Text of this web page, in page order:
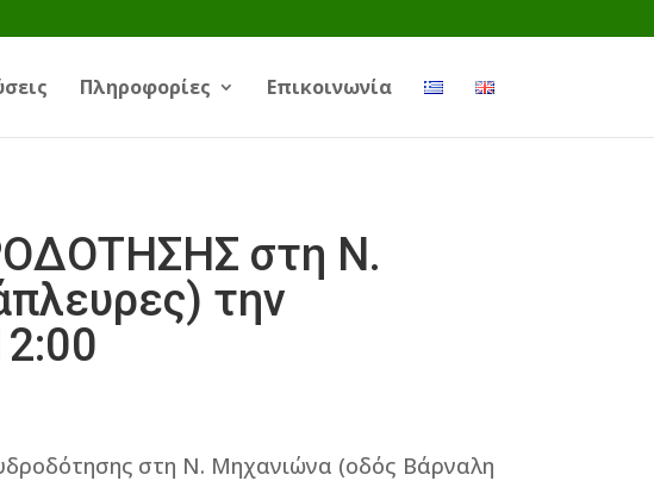
Πληροφορίες Επικοινωνία
στη Ν.
την
στη Ν. Μηχανιώνα (οδός Βάρναλη